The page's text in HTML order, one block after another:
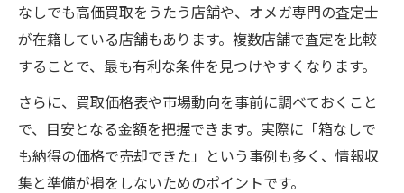
なしでも高価買取をうたう店舗や、オメガ専門の査定士
が在籍している店舗もあります。複数店舗で査定を比較
することで、最も有利な条件を見つけやすくなります。
さらに、買取価格表や市場動向を事前に調べておくこと
で、目安となる金額を把握できます。実際に「箱なしで
も納得の価格で売却できた」という事例も多く、情報収
集と準備が損をしないためのポイントです。